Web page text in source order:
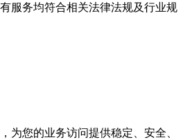
服务均符合相关法律法规及行业规
为您的业务访问提供稳定、安全、